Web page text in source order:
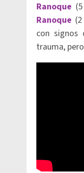
Ranoque
Ranoque
con signos
trauma,